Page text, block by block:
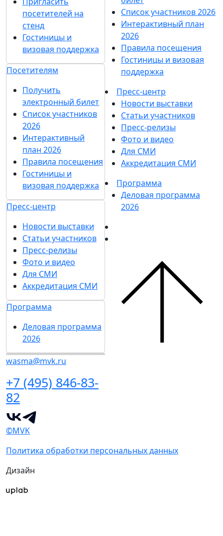
посетителей на
стенд
Гостиницы и
визовая поддержка
Посетителям
Получить
электронный билет
Список участников
2026
Интерактивный
план 2026
Правила посещения
Гостиницы и
визовая поддержка
Пресс-центр
Новости выставки
Статьи участников
Пресс-релизы
Фото и видео
Для СМИ
Аккредитация СМИ
Программа
Деловая программа
2026
wasma@mvk.ru
+7 (495) 846-83-
82
Список участников 2026
Интерактивный план
2026
Правила посещения
Гостиницы и визовая
поддержка
Пресс-центр
Новости выставки
Статьи участников
Пресс-релизы
Фото и видео
Для СМИ
Аккредитация СМИ
Программа
Деловая программа
2026
©MVK
Политика обработки персональных данных
Дизайн